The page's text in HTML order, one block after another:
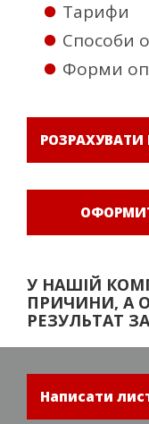
Тарифи
Способи
Форми
РОЗРАХУВАТИ
У НАШІЙ
ПРИЧИНИ, А
РЕЗУЛЬТАТ
Написати